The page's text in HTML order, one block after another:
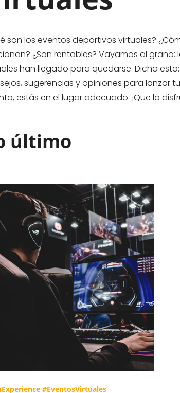
son los eventos deportivos virtuales?
¿Son rentables? Vayamos al grano:
han llegado para quedarse. Dicho
sugerencias y opiniones para lanzar
estás en el lugar adecuado. ¡Que lo
último
#EventosVirtuales